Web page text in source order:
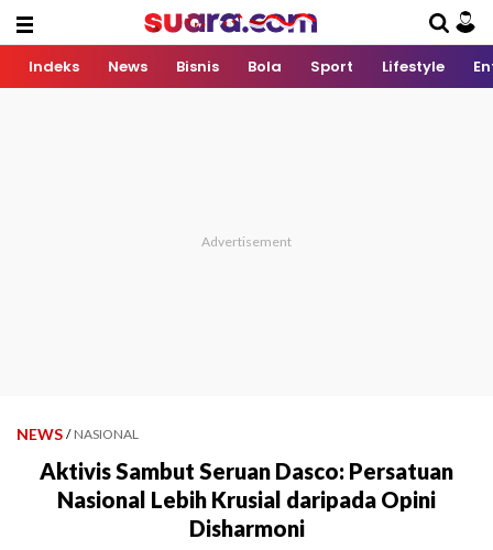
Indeks News Bisnis Bola Sport Lifestyle
NEWS / NASIONAL
Aktivis Sambut Seruan Dasco: Persatuan
Nasional Lebih Krusial daripada Opini
Disharmoni